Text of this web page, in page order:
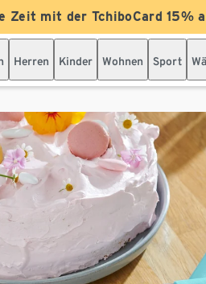
Zeit mit der TchiboCard 15%
Herren Kinder Wohnen Sport